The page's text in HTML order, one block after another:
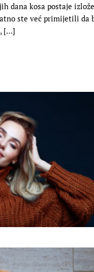
dana kosa postaje
ste već primijetili
[…]